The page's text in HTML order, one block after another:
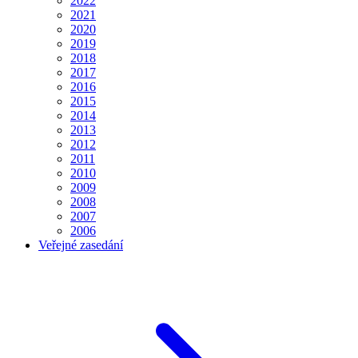
2021
2020
2019
2018
2017
2016
2015
2014
2013
2012
2011
2010
2009
2008
2007
2006
Veřejné zasedání